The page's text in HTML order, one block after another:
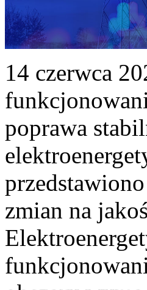
14 czerwca
poprawa
zmian na